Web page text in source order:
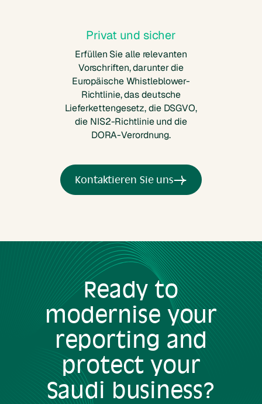
Privat und sicher
Erfüllen Sie alle relevanten
Vorschriften, darunter die
Europäische Whistleblower-
Richtlinie, das deutsche
Lieferkettengesetz, die DSGVO,
die NIS2-Richtlinie und die
DORA-Verordnung.
Kontaktieren Sie uns
Ready to
modernise your
reporting and
protect your
Saudi business?